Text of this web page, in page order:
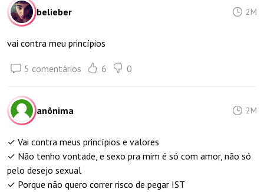
belieber 2M
vai contra meu princípios
5 comentários 6 0
anônima 2M
✓ Vai contra meus princípios e valores
✓ Não tenho vontade, e sexo pra mim é só com amor, não só
pelo desejo sexual
✓ Porque não quero correr risco de pegar IST